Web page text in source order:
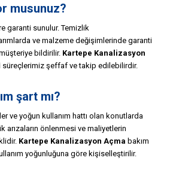
musunuz?
garanti sunulur. Temizlik
ve malzeme değişimlerinde garanti
bildirilir. Kartepe Kanalizasyon
süreçlerimiz şeffaf ve takip edilebilirdir.
şart mı?
ve yoğun kullanım hattı olan konutlarda
arızaların önlenmesi ve maliyetlerin
Kartepe Kanalizasyon Açma bakım
yoğunluğuna göre kişiselleştirilir.